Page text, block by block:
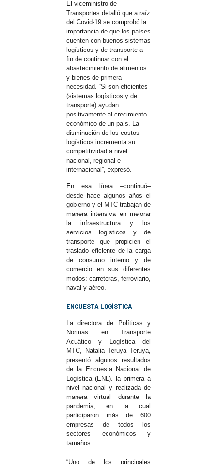
El viceministro de
Transportes detalló que a raíz
del Covid-19 se comprobó la
importancia de que los países
cuenten con buenos sistemas
logísticos y de transporte a
fin de continuar con el
abastecimiento de alimentos
y bienes de primera
necesidad. “Si son eficientes
(sistemas logísticos y de
transporte) ayudan
positivamente al crecimiento
económico de un país. La
disminución de los costos
logísticos incrementa su
competitividad a nivel
nacional, regional e
internacional”, expresó.
En esa línea –continuó–
desde hace algunos años el
gobierno y el MTC trabajan de
manera intensiva en mejorar
la infraestructura y los
servicios logísticos y de
transporte que propicien el
traslado eficiente de la carga
de consumo interno y de
comercio en sus diferentes
modos: carreteras, ferroviario,
naval y aéreo.
ENCUESTA LOGÍSTICA
La directora de Políticas y
Normas en Transporte
Acuático y Logística del
MTC, Natalia Teruya Teruya,
presentó algunos resultados
de la Encuesta Nacional de
Logística (ENL), la primera a
nivel nacional y realizada de
manera virtual durante la
pandemia, en la cual
participaron más de 600
empresas de todos los
sectores económicos y
tamaños.
“Uno de los principales